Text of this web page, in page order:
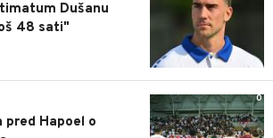
Dušanu
48 sati"
0
pred Hapoel o